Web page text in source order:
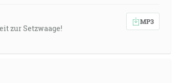
zur Setzwaage!
MP3